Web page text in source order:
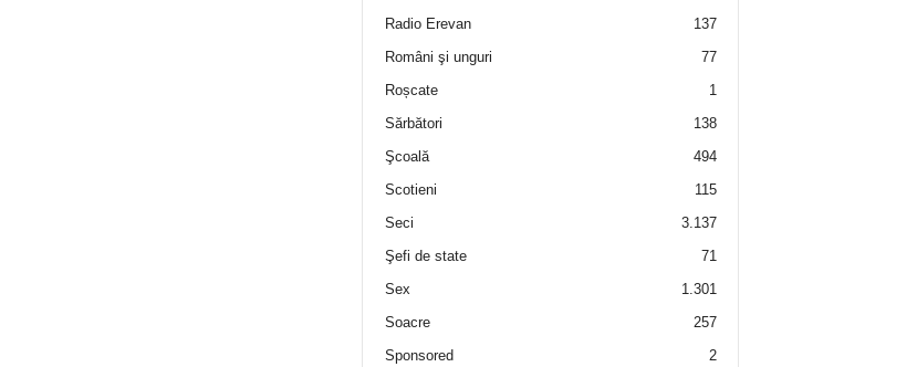
Radio Erevan
137
Români şi unguri
77
Roșcate
1
Sărbători
138
Şcoală
494
Scotieni
115
Seci
3.137
Şefi de state
71
Sex
1.301
Soacre
257
Sponsored
2